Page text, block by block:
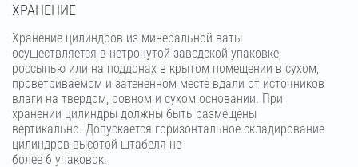
ХРАНЕНИЕ
Хранение цилиндров из минеральной ваты
осуществляется в нетронутой заводской упаковке,
россыпью или на поддонах в крытом помещении в сухом,
проветриваемом и затененном месте вдали от источников
влаги на твердом, ровном и сухом основании. При
хранении цилиндры должны быть размещены
вертикально. Допускается горизонтальное складирование
цилиндров высотой штабеля не
более 6 упаковок.